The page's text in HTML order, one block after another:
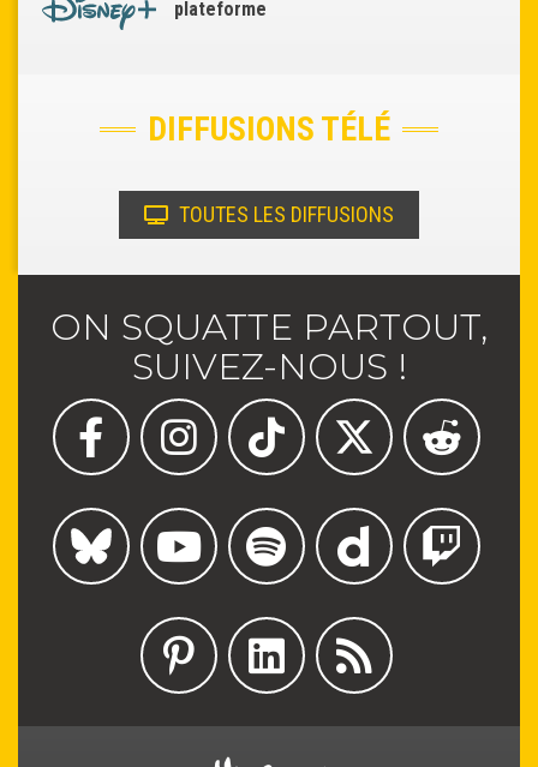
plateforme
DIFFUSIONS TÉLÉ
TOUTES LES DIFFUSIONS
ON SQUATTE PARTOUT,
SUIVEZ-NOUS !